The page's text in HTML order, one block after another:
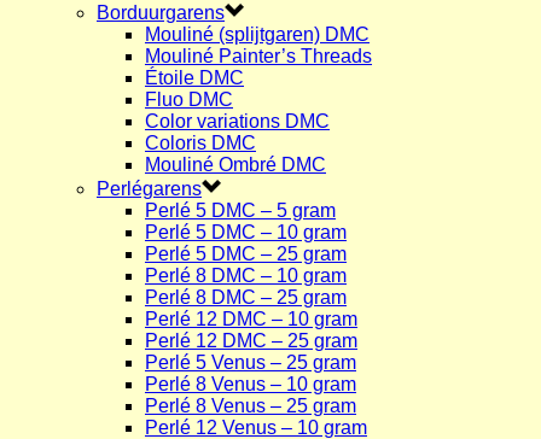
Borduurgarens
Mouliné (splijtgaren) DMC
Mouliné Painter’s Threads
Étoile DMC
Fluo DMC
Color variations DMC
Coloris DMC
Mouliné Ombré DMC
Perlégarens
Perlé 5 DMC – 5 gram
Perlé 5 DMC – 10 gram
Perlé 5 DMC – 25 gram
Perlé 8 DMC – 10 gram
Perlé 8 DMC – 25 gram
Perlé 12 DMC – 10 gram
Perlé 12 DMC – 25 gram
Perlé 5 Venus – 25 gram
Perlé 8 Venus – 10 gram
Perlé 8 Venus – 25 gram
Perlé 12 Venus – 10 gram